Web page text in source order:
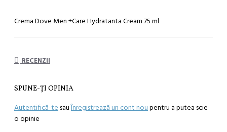
Crema Dove Men +Care Hydratanta Cream 75 ml
RECENZII
SPUNE-ŢI OPINIA
Autentifică-te sauÎnregistrează un cont nou pentru a putea scie
o opinie